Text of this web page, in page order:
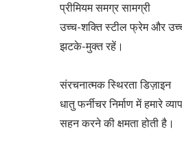
प्रीमियम समग्र सामग्री
उच्च-शक्ति स्टील फ्रेम और
झटके-मुक्त रहें।
संरचनात्मक स्थिरता डिज़ाइन
धातु फर्नीचर निर्माण में
सहन करने की क्षमता होती है।